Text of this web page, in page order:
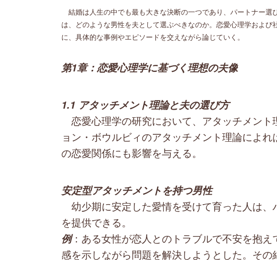
結婚は人生の中でも最も大きな決断の一つであり、パートナー
は、どのような男性を夫として選ぶべきなのか。恋愛心理学およ
に、具体的な事例やエピソードを交えながら論じていく。
第1章：恋愛心理学に基づく理想の夫像
1.1 アタッチメント理論と夫の選び方
恋愛心理学の研究において、アタッチメン
ョン・ボウルビィのアタッチメント理論によ
の恋愛関係にも影響を与える。
安定型アタッチメントを持つ男性
幼少期に安定した愛情を受けて育った人は
を提供できる。
例：ある女性が恋人とのトラブルで不安を抱
感を示しながら問題を解決しようとした。そ